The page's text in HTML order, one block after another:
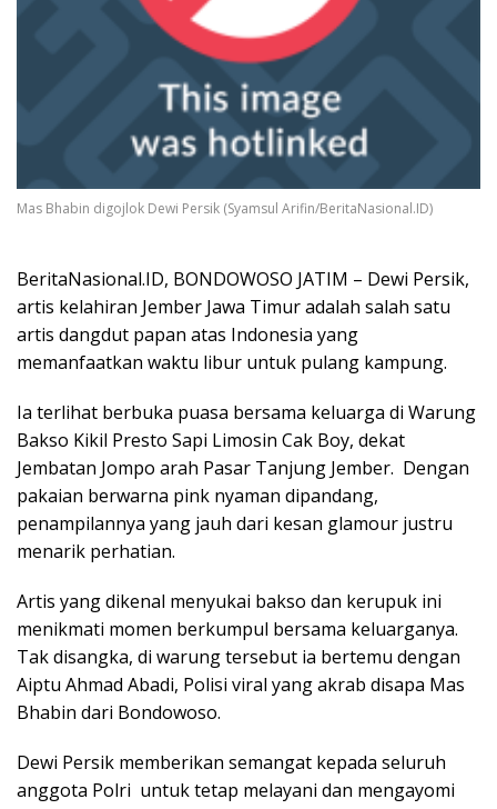
Mas Bhabin digojlok Dewi Persik (Syamsul Arifin/BeritaNasional.ID)
BeritaNasional.ID, BONDOWOSO JATIM – Dewi Persik,
artis kelahiran Jember Jawa Timur adalah salah satu
artis dangdut papan atas Indonesia yang
memanfaatkan waktu libur untuk pulang kampung.
Ia terlihat berbuka puasa bersama keluarga di Warung
Bakso Kikil Presto Sapi Limosin Cak Boy, dekat
Jembatan Jompo arah Pasar Tanjung Jember. Dengan
pakaian berwarna pink nyaman dipandang,
penampilannya yang jauh dari kesan glamour justru
menarik perhatian.
Artis yang dikenal menyukai bakso dan kerupuk ini
menikmati momen berkumpul bersama keluarganya.
Tak disangka, di warung tersebut ia bertemu dengan
Aiptu Ahmad Abadi, Polisi viral yang akrab disapa Mas
Bhabin dari Bondowoso.
Dewi Persik memberikan semangat kepada seluruh
anggota Polri untuk tetap melayani dan mengayomi